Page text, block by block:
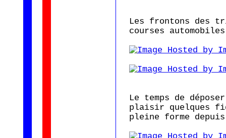
Les frontons des
courses
Le temps de
plaisir quelques
pleine forme